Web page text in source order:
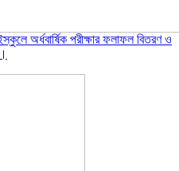
অর্ধবার্ষিক পরীক্ষার ফলাফল বিতরণ ও